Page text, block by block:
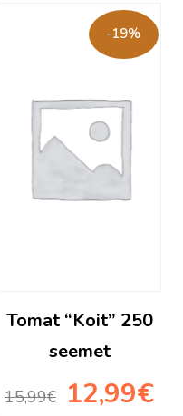
-19%
Tomat “Koit” 250
seemet
15,99€
Algne
hind
12,99€hind